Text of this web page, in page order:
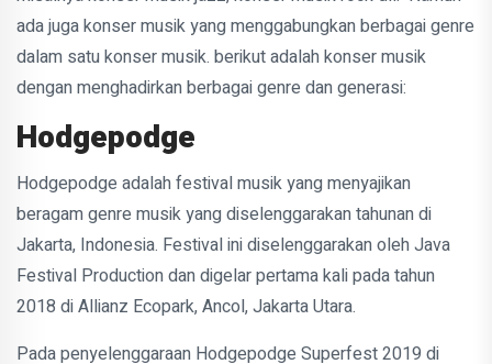
ada juga konser musik yang menggabungkan berbagai genre
dalam satu konser musik. berikut adalah konser musik
dengan menghadirkan berbagai genre dan generasi:
Hodgepodge
Hodgepodge adalah festival musik yang menyajikan
beragam genre musik yang diselenggarakan tahunan di
Jakarta, Indonesia. Festival ini diselenggarakan oleh Java
Festival Production dan digelar pertama kali pada tahun
2018 di Allianz Ecopark, Ancol, Jakarta Utara.
Pada penyelenggaraan Hodgepodge Superfest 2019 di